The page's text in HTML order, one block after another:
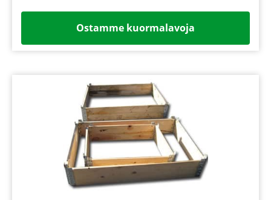
Ostamme kuormalavoja